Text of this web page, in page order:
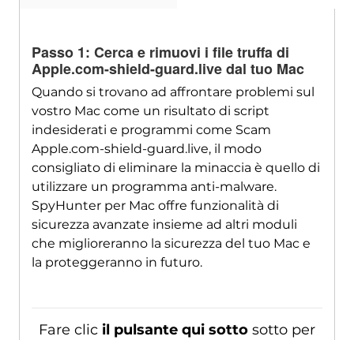
Passo 1: Cerca e rimuovi i file truffa di
Apple.com-shield-guard.live dal tuo Mac
Quando si trovano ad affrontare problemi sul
vostro Mac come un risultato di script
indesiderati e programmi come Scam
Apple.com-shield-guard.live, il modo
consigliato di eliminare la minaccia è quello di
utilizzare un programma anti-malware.
SpyHunter per Mac offre funzionalità di
sicurezza avanzate insieme ad altri moduli
che miglioreranno la sicurezza del tuo Mac e
la proteggeranno in futuro.
Fare clic il pulsante qui sottosotto per